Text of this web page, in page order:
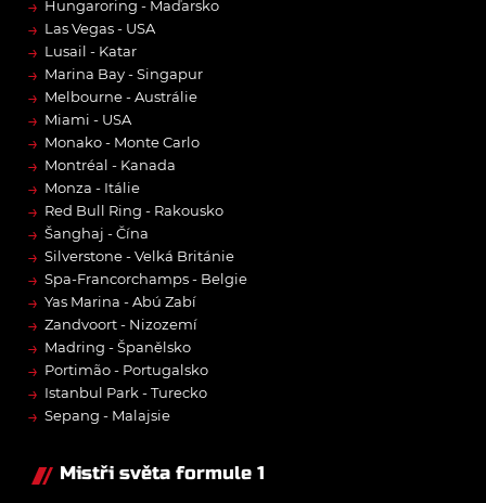
→ Hungaroring - Maďarsko
→ Las Vegas - USA
→ Lusail - Katar
→ Marina Bay - Singapur
→ Melbourne - Austrálie
→ Miami - USA
→ Monako - Monte Carlo
→ Montréal - Kanada
→ Monza - Itálie
→ Red Bull Ring - Rakousko
→ Šanghaj - Čína
→ Silverstone - Velká Británie
→ Spa-Francorchamps - Belgie
→ Yas Marina - Abú Zabí
→ Zandvoort - Nizozemí
→ Madring - Španělsko
→ Portimão - Portugalsko
→ Istanbul Park - Turecko
→ Sepang - Malajsie
Mistři světa formule 1